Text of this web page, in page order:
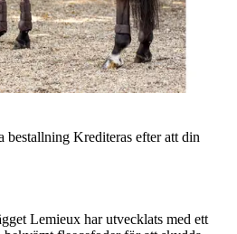
bestallning Krediteras efter att din
Lemieux har utvecklats med ett